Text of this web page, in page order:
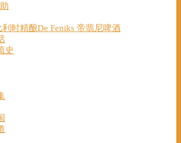
利时精酿De Feniks 帝翡尼啤酒
史